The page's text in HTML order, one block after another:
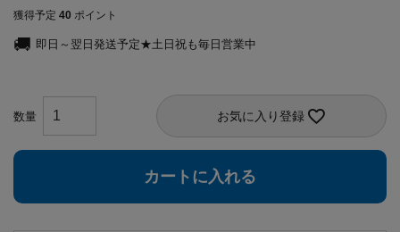
獲得予定 40 ポイント
即日～翌日発送予定★土日祝も毎日営業中
お気に入り登録
カートに入れる